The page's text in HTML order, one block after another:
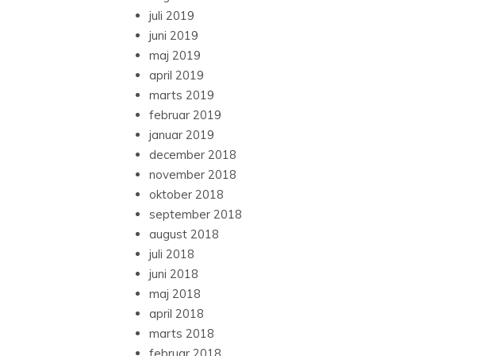
juli 2019
juni 2019
maj 2019
april 2019
marts 2019
februar 2019
januar 2019
december 2018
november 2018
oktober 2018
september 2018
august 2018
juli 2018
juni 2018
maj 2018
april 2018
marts 2018